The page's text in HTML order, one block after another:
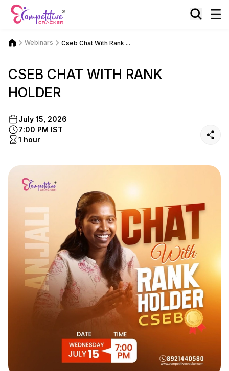
Webinars Cseb Chat With Rank ...
CSEB CHAT WITH RANK
HOLDER
July 15, 2026
7:00 PM IST
1 hour